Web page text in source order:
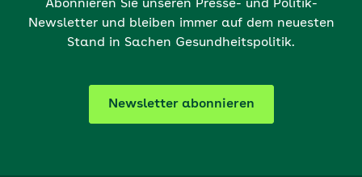
Abonnieren Sie unseren Presse- und Politik-
Newsletter und bleiben immer auf dem neuesten
Stand in Sachen Gesundheitspolitik.
Newsletter abonnieren